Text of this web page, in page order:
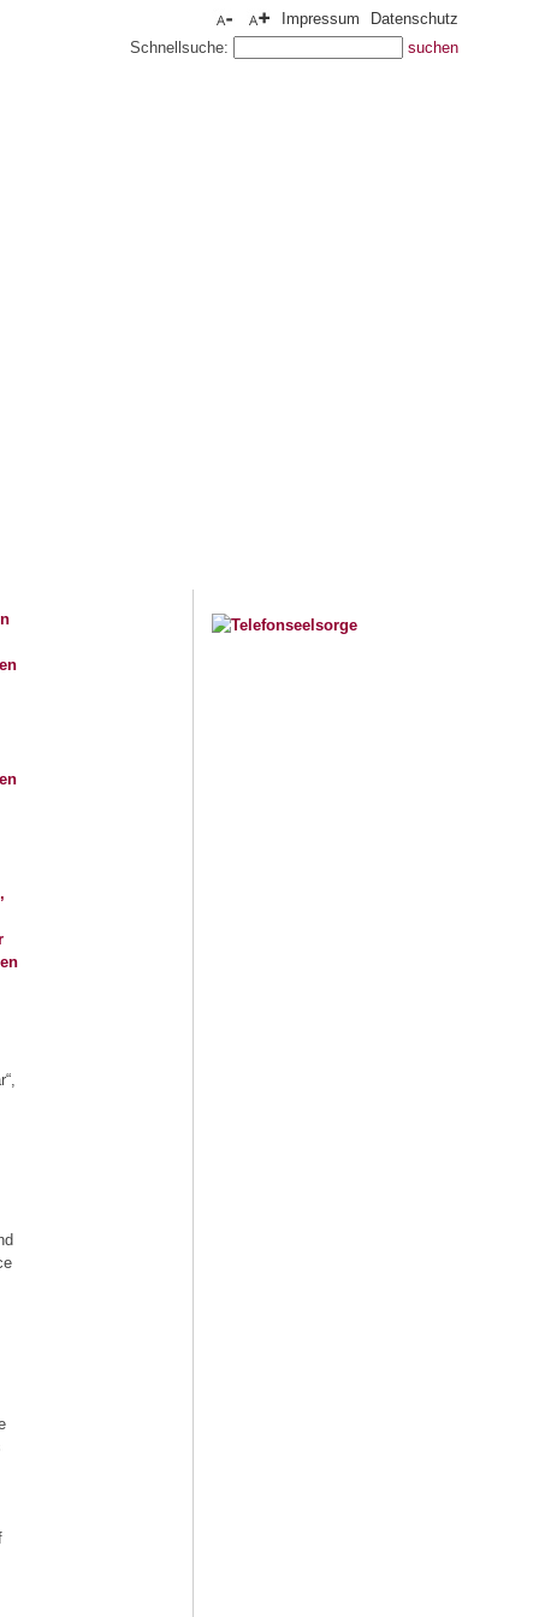
Impressum
Datenschutz
Schnellsuche: